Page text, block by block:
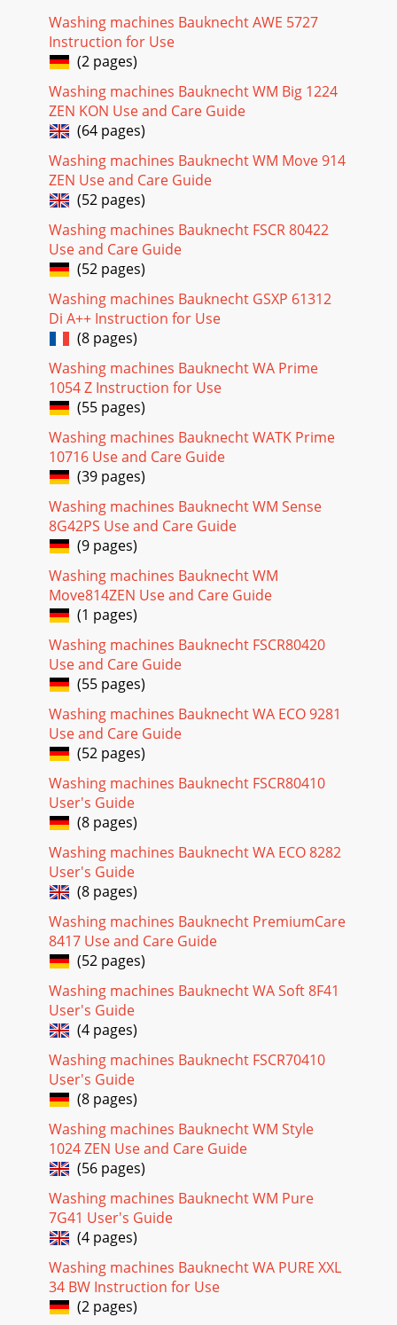
Washing machines Bauknecht AWE 5727
Instruction for Use
(2 pages)
Washing machines Bauknecht WM Big 1224
ZEN KON Use and Care Guide
(64 pages)
Washing machines Bauknecht WM Move 914
ZEN Use and Care Guide
(52 pages)
Washing machines Bauknecht FSCR 80422
Use and Care Guide
(52 pages)
Washing machines Bauknecht GSXP 61312
Di A++ Instruction for Use
(8 pages)
Washing machines Bauknecht WA Prime
1054 Z Instruction for Use
(55 pages)
Washing machines Bauknecht WATK Prime
10716 Use and Care Guide
(39 pages)
Washing machines Bauknecht WM Sense
8G42PS Use and Care Guide
(9 pages)
Washing machines Bauknecht WM
Move814ZEN Use and Care Guide
(1 pages)
Washing machines Bauknecht FSCR80420
Use and Care Guide
(55 pages)
Washing machines Bauknecht WA ECO 9281
Use and Care Guide
(52 pages)
Washing machines Bauknecht FSCR80410
User's Guide
(8 pages)
Washing machines Bauknecht WA ECO 8282
User's Guide
(8 pages)
Washing machines Bauknecht PremiumCare
8417 Use and Care Guide
(52 pages)
Washing machines Bauknecht WA Soft 8F41
User's Guide
(4 pages)
Washing machines Bauknecht FSCR70410
User's Guide
(8 pages)
Washing machines Bauknecht WM Style
1024 ZEN Use and Care Guide
(56 pages)
Washing machines Bauknecht WM Pure
7G41 User's Guide
(4 pages)
Washing machines Bauknecht WA PURE XXL
34 BW Instruction for Use
(2 pages)